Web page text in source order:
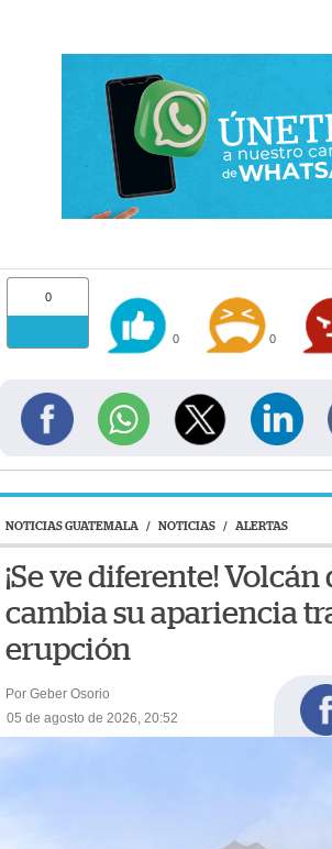
0
0 0
NOTICIAS GUATEMALA / NOTICIAS / ALERTAS
¡Se ve diferente! Volcán
cambia su apariencia
erupción
Por Geber Osorio
05 de agosto de 2026, 20:52